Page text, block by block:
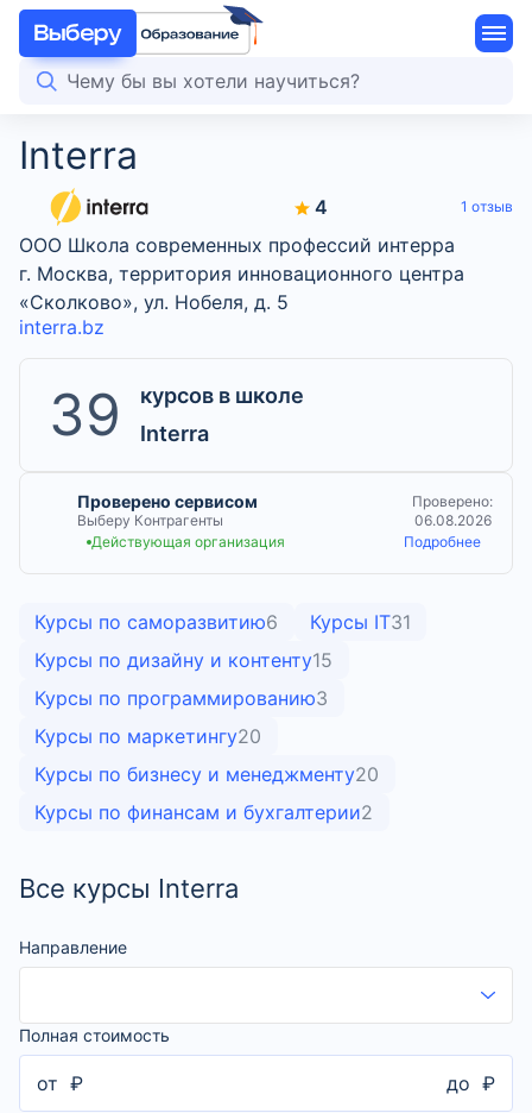
Interra
4 1 отзыв
ООО Школа современных профессий интерра
г. Москва, территория инновационного центра
«Сколково», ул. Нобеля, д. 5
interra.bz
39
курсов в школе
Interra
Проверено сервисом
Выберу Контрагенты
Проверено:
06.08.2026
Действующая организация
Подробнее
Курсы по саморазвитию6 Курсы IT31
Курсы по дизайну и контенту15
Курсы по программированию3
Курсы по маркетингу20
Курсы по бизнесу и менеджменту20
Курсы по финансам и бухгалтерии2
Все курсы Interra
Направление
Полная стоимость
от ₽ до ₽